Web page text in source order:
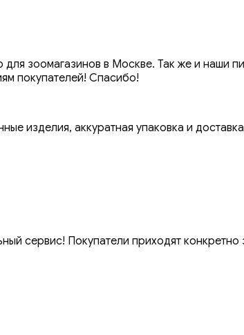
зоомагазинов в Москве. Так же и наши
покупателей! Спасибо!
изделия, аккуратная упаковка и
сервис! Покупатели приходят